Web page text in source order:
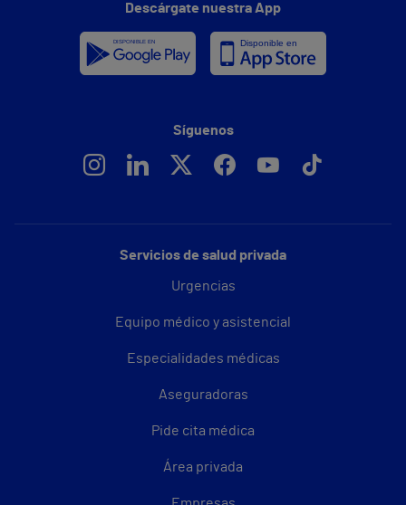
Servicios de salud privada
Urgencias
Equipo médico y asistencial
Especialidades médicas
Aseguradoras
Pide cita médica
Área privada
Descárgate nuestra App
Síguenos